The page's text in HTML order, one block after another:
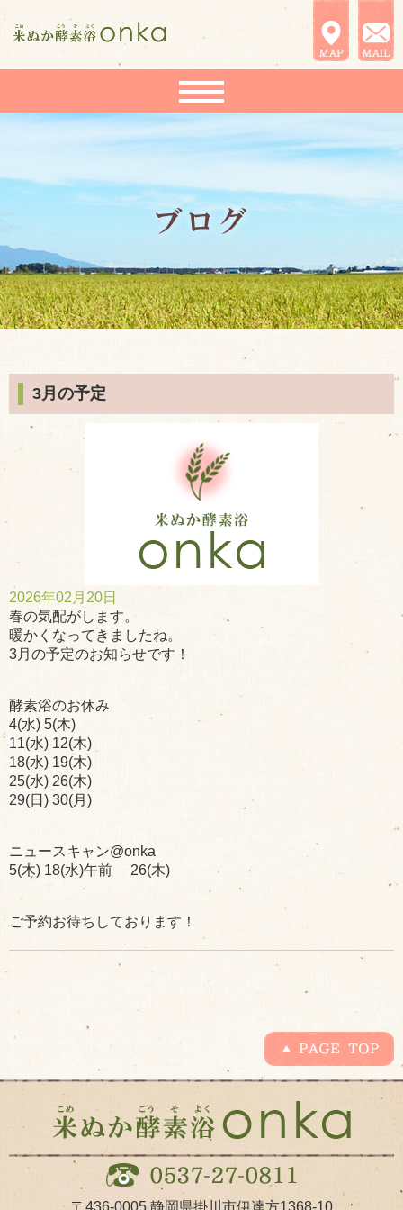
3月の予定
2026年02月20日
春の気配がします。
暖かくなってきましたね。
3月の予定のお知らせです！
酵素浴のお休み
4(水) 5(木)
11(水) 12(木)
18(水) 19(木)
25(水) 26(木)
29(日) 30(月)
ニュースキャン@onka
5(木) 18(水)午前 26(木)
ご予約お待ちしております！